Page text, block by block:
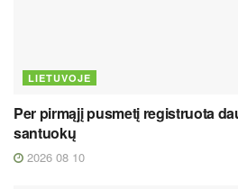
LIETUVOJE
Per pirmąjį pusmetį registruota
santuokų
2026 08 10